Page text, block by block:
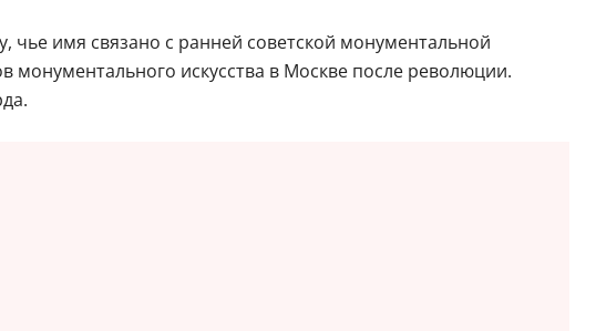
чье имя связано с ранней советской монументальной
искусства в Москве после революции.